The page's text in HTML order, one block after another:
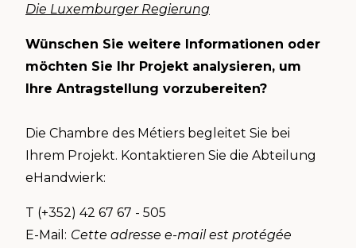
Die Luxemburger Regierung
Wünschen Sie weitere Informationen oder
möchten Sie Ihr Projekt analysieren, um
Ihre Antragstellung vorzubereiten?
Die Chambre des Métiers begleitet Sie bei
Ihrem Projekt. Kontaktieren Sie die Abteilung
eHandwierk:
T (+352) 42 67 67 - 505
E-Mail: Cette adresse e-mail est protégée